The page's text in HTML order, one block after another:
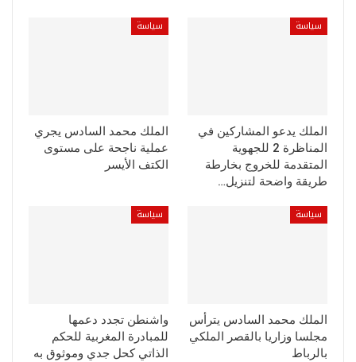
سياسة
الملك يدعو المشاركين في
المناظرة 2 للجهوية
المتقدمة للخروج بخارطة
طريقة واضحة لتنزيل…
سياسة
الملك محمد السادس يجري
عملية ناجحة على مستوى
الكتف الأيسر
سياسة
الملك محمد السادس يترأس
مجلسا وزاريا بالقصر الملكي
بالرباط
سياسة
واشنطن تجدد دعمها
للمبادرة المغربية للحكم
الذاتي كحل جدي وموثوق به